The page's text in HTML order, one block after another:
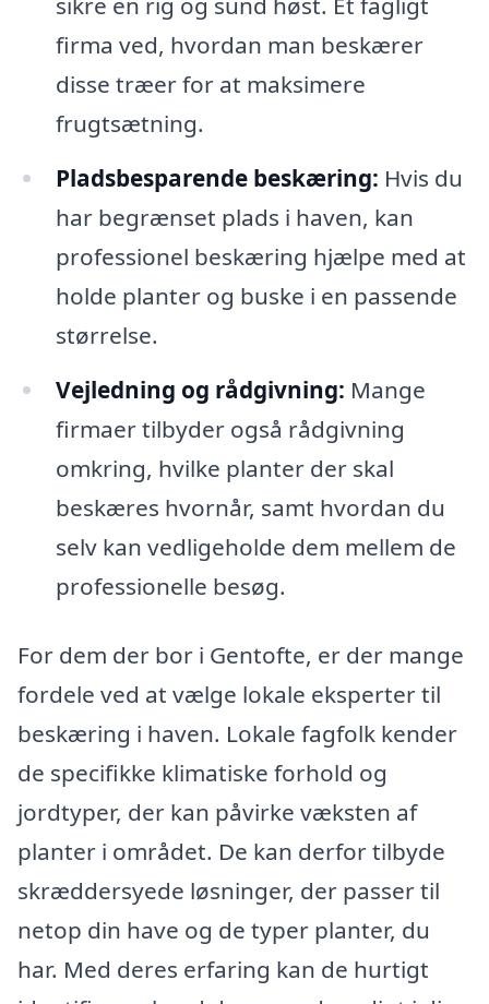
firma ved, hvordan man beskærer
disse træer for at maksimere
frugtsætning.
Pladsbesparende beskæring: Hvis du
har begrænset plads i haven, kan
professionel beskæring hjælpe med at
holde planter og buske i en passende
størrelse.
Vejledning og rådgivning: Mange
firmaer tilbyder også rådgivning
omkring, hvilke planter der skal
beskæres hvornår, samt hvordan du
selv kan vedligeholde dem mellem de
professionelle besøg.
For dem der bor i Gentofte, er der mange
fordele ved at vælge lokale eksperter til
beskæring i haven. Lokale fagfolk kender
de specifikke klimatiske forhold og
jordtyper, der kan påvirke væksten af
planter i området. De kan derfor tilbyde
skræddersyede løsninger, der passer til
netop din have og de typer planter, du
har. Med deres erfaring kan de hurtigt